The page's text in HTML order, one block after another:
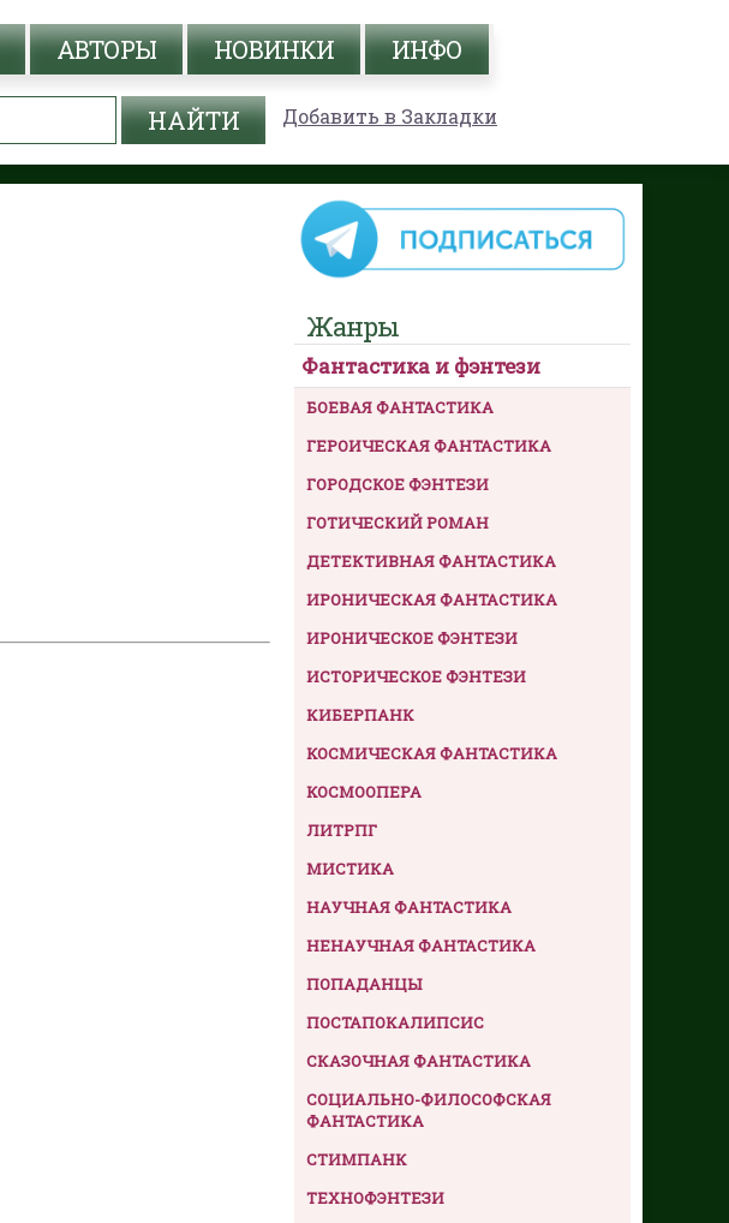
АВТОРЫ НОВИНКИ ИНФО
Добавить в Закладки
Жанры
Фантастика и фэнтези
БОЕВАЯ ФАНТАСТИКА
ГЕРОИЧЕСКАЯ ФАНТАСТИКА
ГОРОДСКОЕ ФЭНТЕЗИ
ГОТИЧЕСКИЙ РОМАН
ДЕТЕКТИВНАЯ ФАНТАСТИКА
ИРОНИЧЕСКАЯ ФАНТАСТИКА
ИРОНИЧЕСКОЕ ФЭНТЕЗИ
ИСТОРИЧЕСКОЕ ФЭНТЕЗИ
КИБЕРПАНК
КОСМИЧЕСКАЯ ФАНТАСТИКА
КОСМООПЕРА
ЛИТРПГ
МИСТИКА
НАУЧНАЯ ФАНТАСТИКА
НЕНАУЧНАЯ ФАНТАСТИКА
ПОПАДАНЦЫ
ПОСТАПОКАЛИПСИС
СКАЗОЧНАЯ ФАНТАСТИКА
СОЦИАЛЬНО-ФИЛОСОФСКАЯ
ФАНТАСТИКА
СТИМПАНК
ТЕХНОФЭНТЕЗИ